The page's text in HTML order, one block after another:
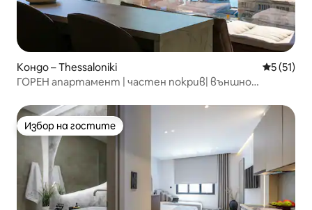
Кондо – Thessaloniki Средна
5 (51)
ГОРЕН апартамент | частен покрив| външно
Избор на гостите
Избор на гостите